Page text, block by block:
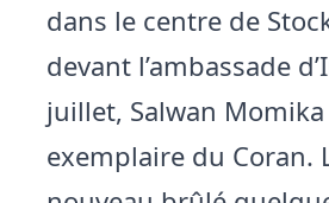
dans le centre de
devant l’ambassade
juillet, Salwan
exemplaire du Coran.